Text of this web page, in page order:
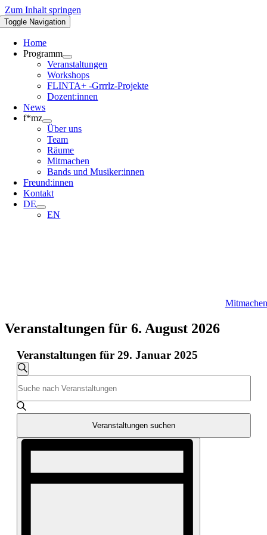
Zum Inhalt springen
Toggle Navigation
Home
Programm
Veranstaltungen
Workshops
FLINTA+ -Grrrlz-Projekte
Dozent:innen
News
f*mz
Über uns
Team
Räume
Mitmachen
Bands und Musiker:innen
Freund:innen
Kontakt
DE
EN
Mitmachen
Veranstaltungen für 6. August 2026
Veranstaltungen für 29. Januar 2025
Veranstaltungen
Suche
und
Ansichten,
Navigation
Suche
Schlüsselwort
eingeben.
Suche
Veranstaltungen
Schlüsselwort.
Veranstaltungen suchen
Veranstaltung
Navigation